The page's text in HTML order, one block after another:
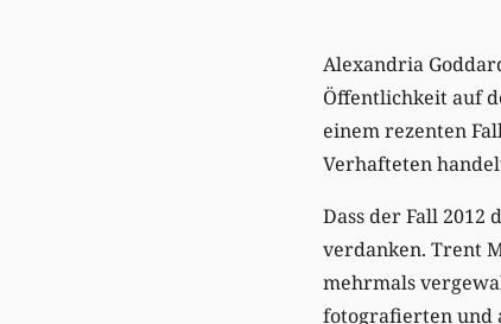
Alexandria
Öffentlichkeit auf
einem rezenten
Verhafteten
Dass der Fall
verdanken. Trent
mehrmals
fotografierten und